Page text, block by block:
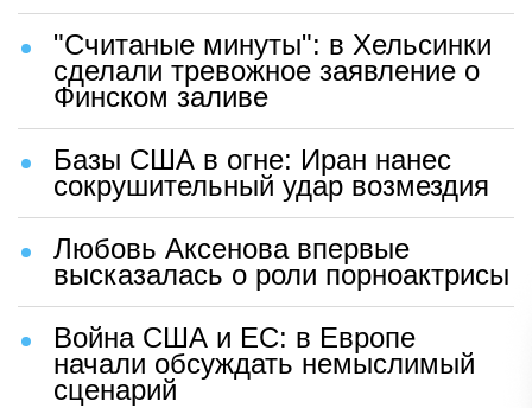
"Считаные минуты": в Хельсинки
сделали тревожное заявление о
Финском заливе
Базы США в огне: Иран нанес
сокрушительный удар возмездия
Любовь Аксенова впервые
высказалась о роли порноактрисы
Война США и ЕС: в Европе
начали обсуждать немыслимый
сценарий